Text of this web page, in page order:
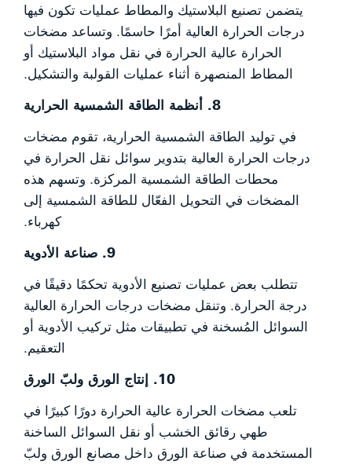
يتضمن تصنيع البلاستيك والمطاط عمليات تكون فيها
درجات الحرارة العالية أمرًا حاسمًا. وتساعد مضخات
الحرارة عالية الحرارة في نقل مواد البلاستيك أو
المطاط المنصهرة أثناء عمليات القولبة والتشكيل.
8. أنظمة الطاقة الشمسية الحرارية
في توليد الطاقة الشمسية الحرارية، تقوم مضخات
درجات الحرارة العالية بتدوير سوائل نقل الحرارة في
محطات الطاقة الشمسية المركزة. وتسهم هذه
المضخات في التحويل الفعّال للطاقة الشمسية إلى
كهرباء.
9. صناعة الأدوية
تتطلب بعض عمليات تصنيع الأدوية تحكمًا دقيقًا في
درجة الحرارة. وتنقل مضخات درجات الحرارة العالية
السوائل المُسخنة في تطبيقات مثل تركيب الأدوية أو
التعقيم.
10. إنتاج الورق ولبّ الورق
تلعب مضخات الحرارة عالية الحرارة دورًا كبيرًا في
طهي رقائق الخشب أو نقل السوائل الساخنة
المستخدمة في صناعة الورق داخل مصانع الورق ولبّ